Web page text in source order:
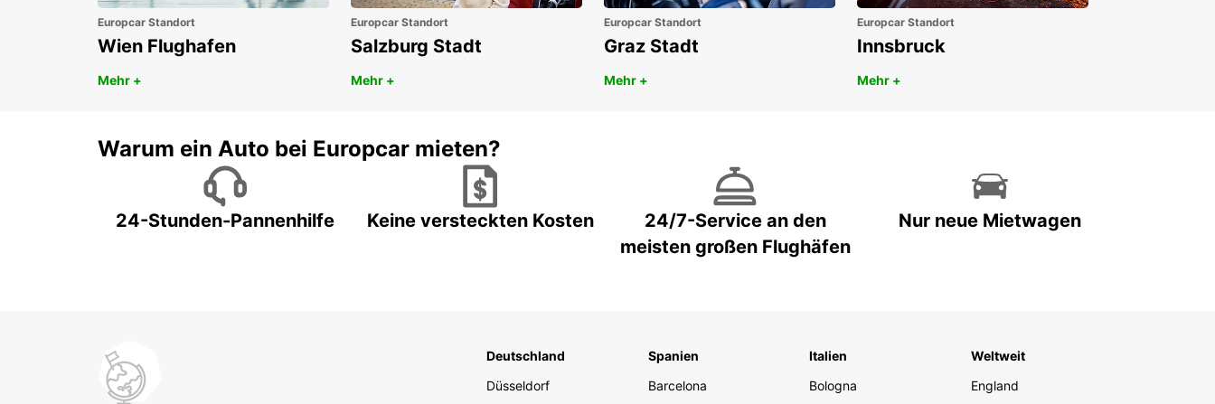
Europcar Standort
Wien Flughafen
Mehr +
Europcar Standort
Salzburg Stadt
Mehr +
Europcar Standort
Graz Stadt
Mehr +
Europcar Standort
Innsbruck
Mehr +
Warum ein Auto bei Europcar mieten?
24-Stunden-Pannenhilfe Keine versteckten Kosten
24/7-Service an den
meisten großen Flughäfen
Nur neue Mietwagen
Deutschland
Düsseldorf
Spanien
Barcelona
Italien
Bologna
Weltweit
England